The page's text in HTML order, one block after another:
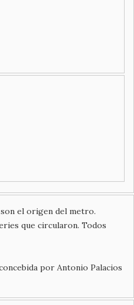
el origen del metro.
que circularon. Todos
por Antonio Palacios